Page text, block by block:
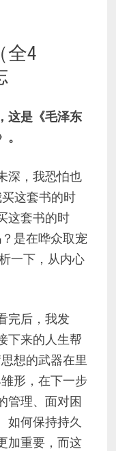
全4
这是《毛泽东
深，我恐怕也
这套书的时
这套书的时
是在哗众取宠
一下，从内心
完后，我发
下来的人生帮
想的武器在里
形，在下一步
管理、面对困
如何保持持久
加重要，而这